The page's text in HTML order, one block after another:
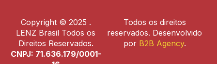
Copyright © 2025 .
LENZ Brasil Todos os
Direitos Reservados.
CNPJ: 71.636.179/0001-
Todos os direitos
reservados. Desenvolvido
por B2B Agency.